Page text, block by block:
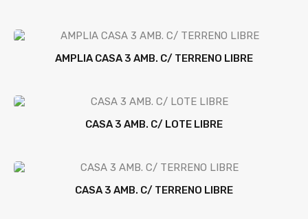
AMPLIA CASA 3 AMB. C/ TERRENO LIBRE
CASA 3 AMB. C/ LOTE LIBRE
CASA 3 AMB. C/ TERRENO LIBRE